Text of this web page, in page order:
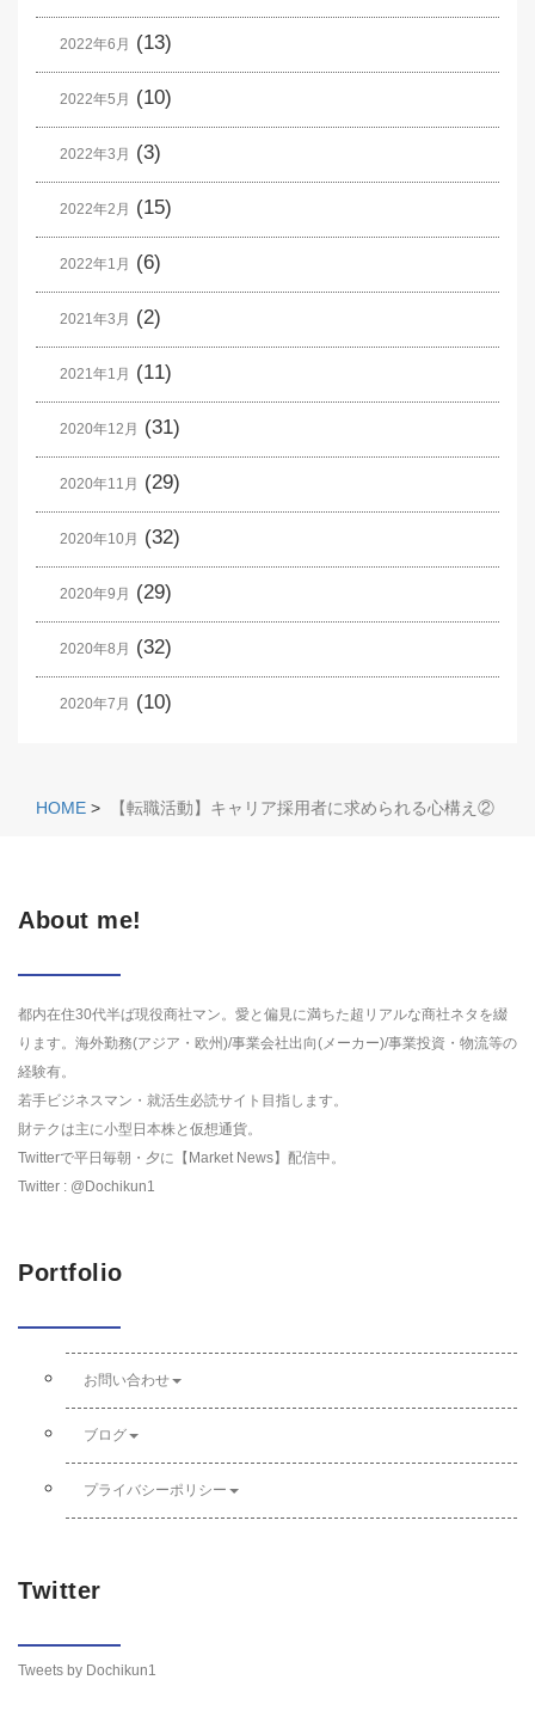
2022年6月 (13)
2022年5月 (10)
2022年3月 (3)
2022年2月 (15)
2022年1月 (6)
2021年3月 (2)
2021年1月 (11)
2020年12月 (31)
2020年11月 (29)
2020年10月 (32)
2020年9月 (29)
2020年8月 (32)
2020年7月 (10)
HOME > 【転職活動】キャリア採用者に求められる心構え②
About me!
都内在住30代半ば現役商社マン。愛と偏見に満ちた超リアルな商社ネタを綴
ります。海外勤務(アジア・欧州)/事業会社出向(メーカー)/事業投資・物流等の
経験有。
若手ビジネスマン・就活生必読サイト目指します。
財テクは主に小型日本株と仮想通貨。
Twitterで平日毎朝・夕に【Market News】配信中。
Twitter : @Dochikun1
Portfolio
お問い合わせ
ブログ
プライバシーポリシー
Twitter
Tweets by Dochikun1